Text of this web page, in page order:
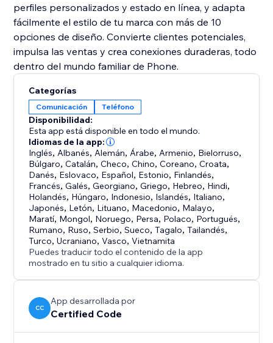
perfiles personalizados y estado en línea, y adapta
fácilmente el estilo de tu marca con más de 10
opciones de diseño. Convierte clientes potenciales,
impulsa las ventas y crea conexiones duraderas, todo
dentro del mundo familiar de Phone.
Categorías
Comunicación Teléfono
Disponibilidad:
Esta app está disponible en todo el mundo.
Idiomas de la app:
Inglés, Albanés, Alemán, Árabe, Armenio, Bielorruso,
Búlgaro,Catalán,Checo,Chino,Coreano,Croata,
Danés, Eslovaco, Español, Estonio, Finlandés,
Francés,Galés,Georgiano,Griego, Hebreo, Hindi,
Holandés, Húngaro, Indonesio, Islandés, Italiano,
Japonés, Letón, Lituano, Macedonio, Malayo,
Maratí, Mongol, Noruego, Persa, Polaco, Portugués,
Rumano, Ruso,Serbio,Sueco,Tagalo,Tailandés,
Turco,Ucraniano,Vasco,Vietnamita
Puedes traducir todo el contenido de la app
mostrado en tu sitio a cualquier idioma.
CC
App desarrollada por
Certified Code